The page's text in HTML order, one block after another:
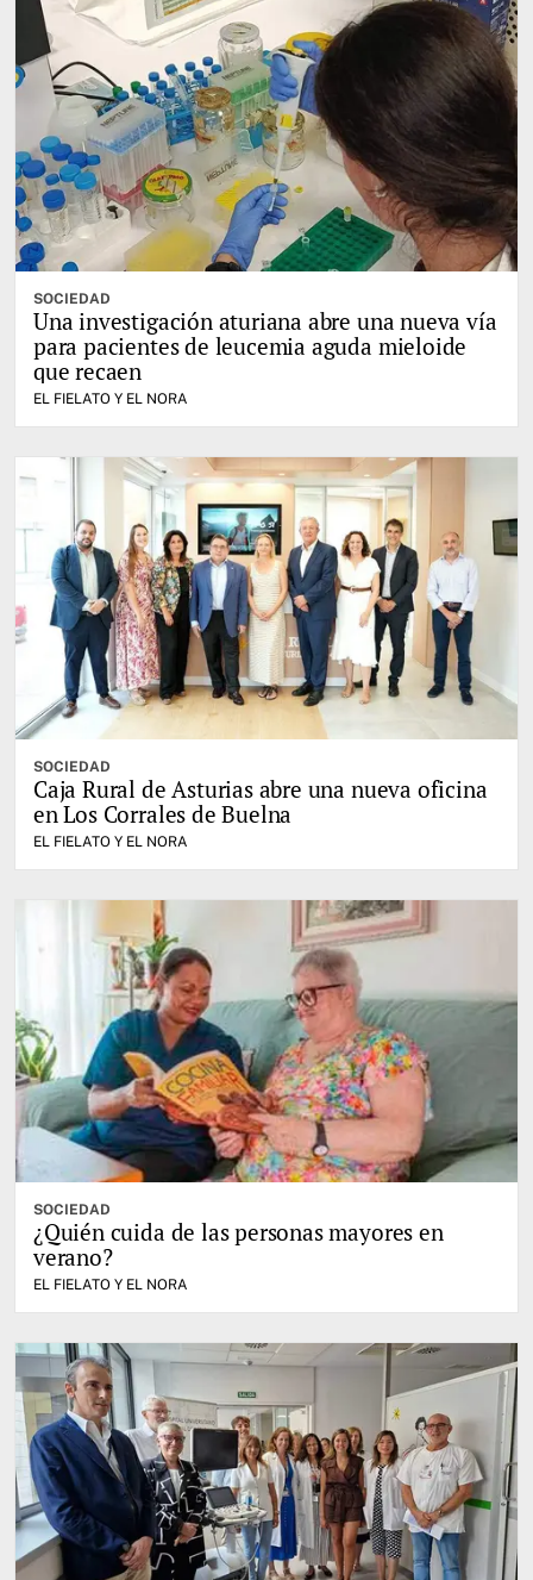
SOCIEDAD
Una investigación aturiana abre una nueva vía
para pacientes de leucemia aguda mieloide
que recaen
EL FIELATO Y EL NORA
SOCIEDAD
Caja Rural de Asturias abre una nueva oficina
en Los Corrales de Buelna
EL FIELATO Y EL NORA
SOCIEDAD
¿Quién cuida de las personas mayores en
verano?
EL FIELATO Y EL NORA